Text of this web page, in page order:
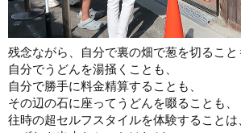
残念ながら、自分で裏の畑で葱を切ること
自分でうどんを湯掻くことも、
自分で勝手に料金精算することも、
その辺の石に座ってうどんを啜ることも、
往時の超セルフスタイルを体験することは